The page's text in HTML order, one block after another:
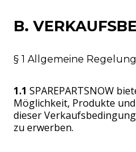
B.
§ 1 Allgemeine
1.1 SPAREPARTSNOW
Möglichkeit, Produkte
dieser
zu erwerben.